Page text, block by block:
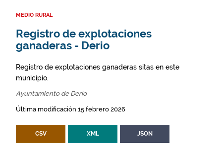
MEDIO RURAL
Registro de explotaciones
ganaderas - Derio
Registro de explotaciones ganaderas sitas en este
municipio.
Ayuntamiento de Derio
Última modificación 15 febrero 2026
CSV XML JSON